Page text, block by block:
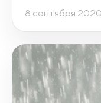
8 сентября